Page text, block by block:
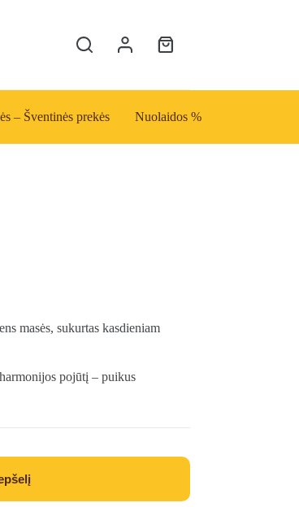
Shopping
– Šventinės prekės Nuolaidos %
masės, sukurtas kasdieniam
pojūtį – puikus